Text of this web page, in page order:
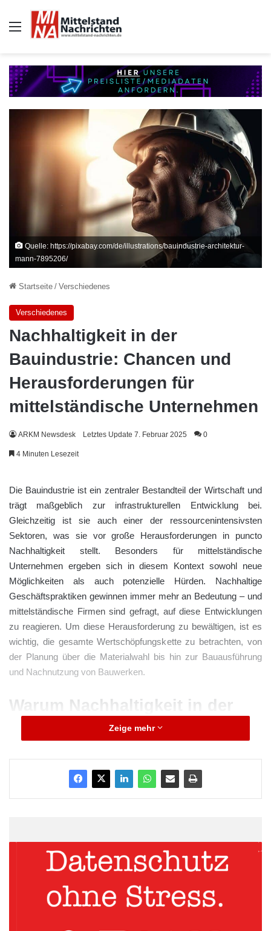
Auswahl
Quelle: https://pixabay.com/de/illustrations/bauindustrie-architektur-
mann-7895206/
Startseite / Verschiedenes
Verschiedenes
Nachhaltigkeit in der
Bauindustrie: Chancen und
Herausforderungen für
mittelständische Unternehmen
ARKM Newsdesk Letztes Update 7. Februar 2025 0
4 Minuten Lesezeit
Die Bauindustrie ist ein zentraler Bestandteil der Wirtschaft und
trägt maßgeblich zur infrastrukturellen Entwicklung bei.
Gleichzeitig ist sie auch einer der ressourcenintensivsten
Sektoren, was sie vor große Herausforderungen in puncto
Nachhaltigkeit stellt. Besonders für mittelständische
Unternehmen ergeben sich in diesem Kontext sowohl neue
Möglichkeiten als auch potenzielle Hürden. Nachhaltige
Geschäftspraktiken gewinnen immer mehr an Bedeutung – und
mittelständische Firmen sind gefragt, auf diese Entwicklungen
zu reagieren. Um diese Herausforderung zu bewältigen, ist es
wichtig, die gesamte Wertschöpfungskette zu betrachten, von
der Planung über die Materialwahl bis hin zur Bauausführung
und Nachnutzung von Bauwerken.
Warum Nachhaltigkeit in der
Bauindustrie unumgänglich ist
Energieeffizienz rücken zunehmend in den Fokus von Politik,
Wirtschaft und Gesellschaft. Die Bauindustrie spielt hierbei eine
Schlüsselrolle, da sie erheblich zum CO₂-Ausstoß beiträgt und
Einsatz erneuerbarer Energien und energieeffizienter
Bauweisen. Ein Umdenken hin zu kreislauffähigen Methoden –
ist essenziell. Die sogenannte Kreislaufwirtschaft bietet hierbei
nicht nur ökologische, sondern auch wirtschaftliche Vorteile,
Zeige mehr